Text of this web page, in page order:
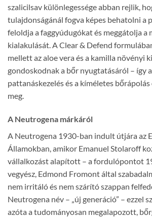
szalicilsav különlegessége abban rejlik,
tulajdonságánál fogva képes behatolni a
feloldja a faggyúdugókat és meggátolja a
kialakulását. A Clear & Defend
mellett az aloe vera és a kamilla növényi
gondoskodnak a bőr nyugtatásáról – így
pattanáskezelés és a kíméletes
meg.
A Neutrogena márkáról
A Neutrogena 1930-ban indult útjára az
Államokban, amikor Emanuel Stolaroff
vállalkozást alapított – a fordulópontot
vegyész, Edmond Fromont által
nem irritáló és nem szárító szappan
Neutrogena név – „új generáció” – ezzel
azóta a tudományosan megalapozott,